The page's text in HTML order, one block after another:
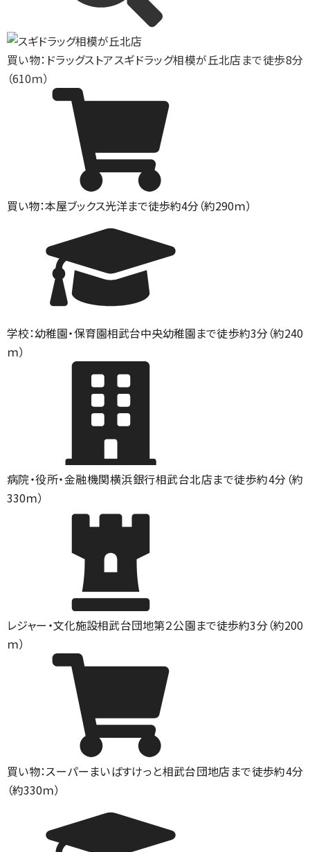
買い物：ドラッグストアスギドラッグ相模が丘北店まで徒歩8分
（610ｍ）
買い物：本屋ブックス光洋まで徒歩約4分（約290ｍ）
学校：幼稚園・保育園相武台中央幼稚園まで徒歩約3分（約240
ｍ）
病院・役所・金融機関横浜銀行相武台北店まで徒歩約4分（約
330ｍ）
レジャー・文化施設相武台団地第２公園まで徒歩約3分（約200
ｍ）
買い物：スーパー まいばすけっと相武台団地店まで徒歩約4分
（約330ｍ）